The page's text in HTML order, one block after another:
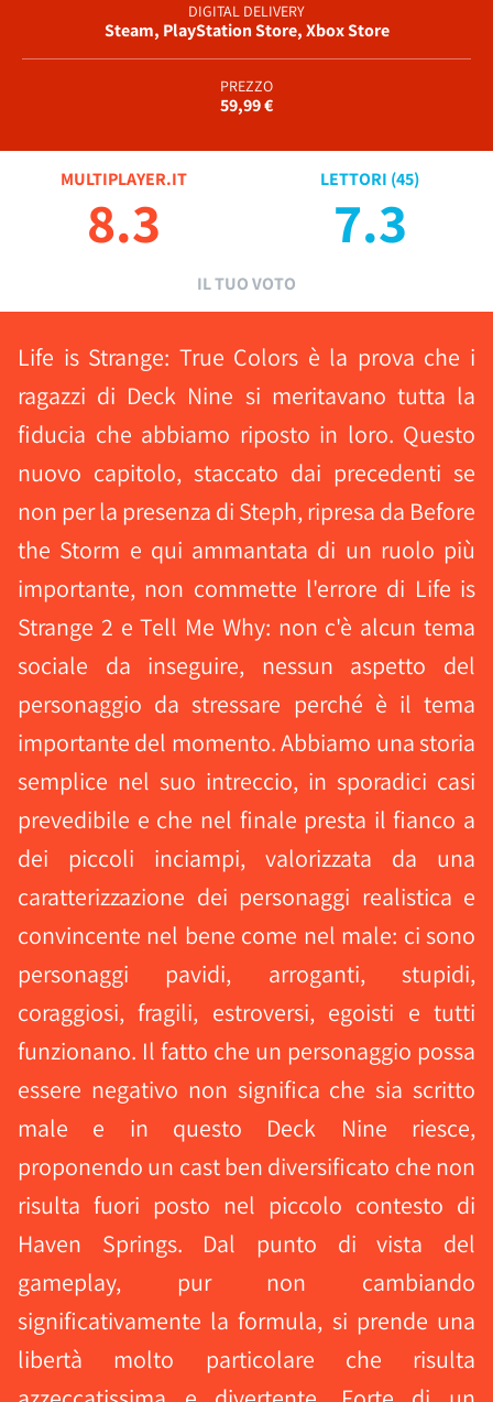
DIGITAL DELIVERY
Steam, PlayStation Store, Xbox Store
PREZZO
59,99 €
MULTIPLAYER.IT
8.3
LETTORI (45)
7.3
IL TUO VOTO
Life is Strange: True Colors è la prova che i
ragazzi di Deck Nine si meritavano tutta la
fiducia che abbiamo riposto in loro. Questo
nuovo capitolo, staccato dai precedenti se
non per la presenza di Steph, ripresa da Before
the Storm e qui ammantata di un ruolo più
importante, non commette l'errore di Life is
Strange 2 e Tell Me Why: non c'è alcun tema
sociale da inseguire, nessun aspetto del
personaggio da stressare perché è il tema
importante del momento. Abbiamo una storia
semplice nel suo intreccio, in sporadici casi
prevedibile e che nel finale presta il fianco a
dei piccoli inciampi, valorizzata da una
caratterizzazione dei personaggi realistica e
convincente nel bene come nel male: ci sono
personaggi pavidi, arroganti, stupidi,
coraggiosi, fragili, estroversi, egoisti e tutti
funzionano. Il fatto che un personaggio possa
essere negativo non significa che sia scritto
male e in questo Deck Nine riesce,
proponendo un cast ben diversificato che non
risulta fuori posto nel piccolo contesto di
Haven Springs. Dal punto di vista del
gameplay, pur non cambiando
significativamente la formula, si prende una
libertà molto particolare che risulta